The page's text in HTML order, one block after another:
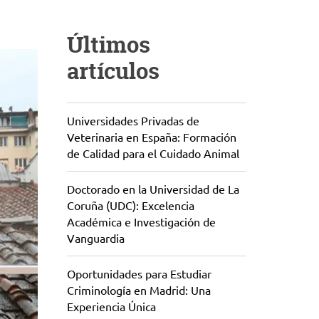
Últimos
artículos
Universidades Privadas de
Veterinaria en España: Formación
de Calidad para el Cuidado Animal
Doctorado en la Universidad de La
Coruña (UDC): Excelencia
Académica e Investigación de
Vanguardia
Oportunidades para Estudiar
Criminología en Madrid: Una
Experiencia Única